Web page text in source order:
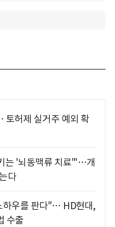
토허제 실거주 예외 확
는 '뇌동맥류 치료'"…개
다
하우를 판다"… HD현대,
수출